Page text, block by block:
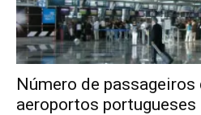
Número de
aeroportos portugueses